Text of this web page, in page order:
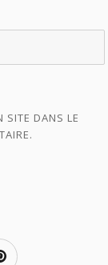
SITE DANS LE